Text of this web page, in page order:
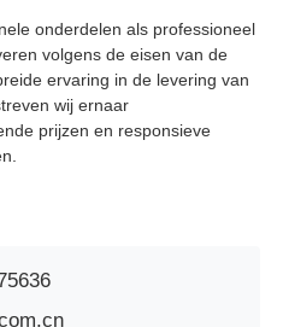
onderdelen als professioneel
volgens de eisen van de
ervaring in de levering van
wij ernaar
prijzen en responsieve